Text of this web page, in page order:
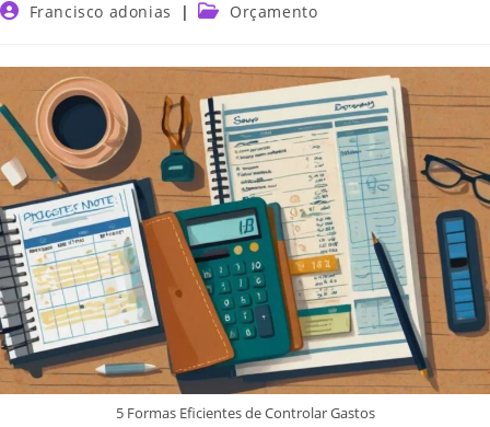
Francisco adonias Orçamento
5 Formas Eficientes de Controlar Gastos